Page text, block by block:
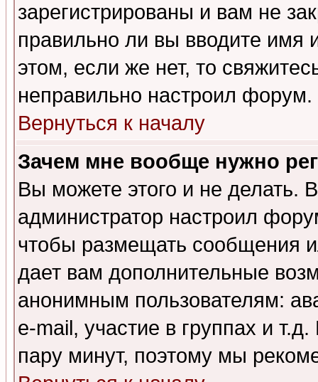
зарегистрированы и вам не
правильно ли вы вводите
этом, если же нет, то
неправильно настроил форум.
Вернуться к началу
Зачем мне вообще нужно
Вы можете этого и не делать.
администратор настроил
чтобы размещать сообщения
дает вам дополнительные
анонимным пользователям:
e-mail, участие в группах и
пару минут, поэтому мы